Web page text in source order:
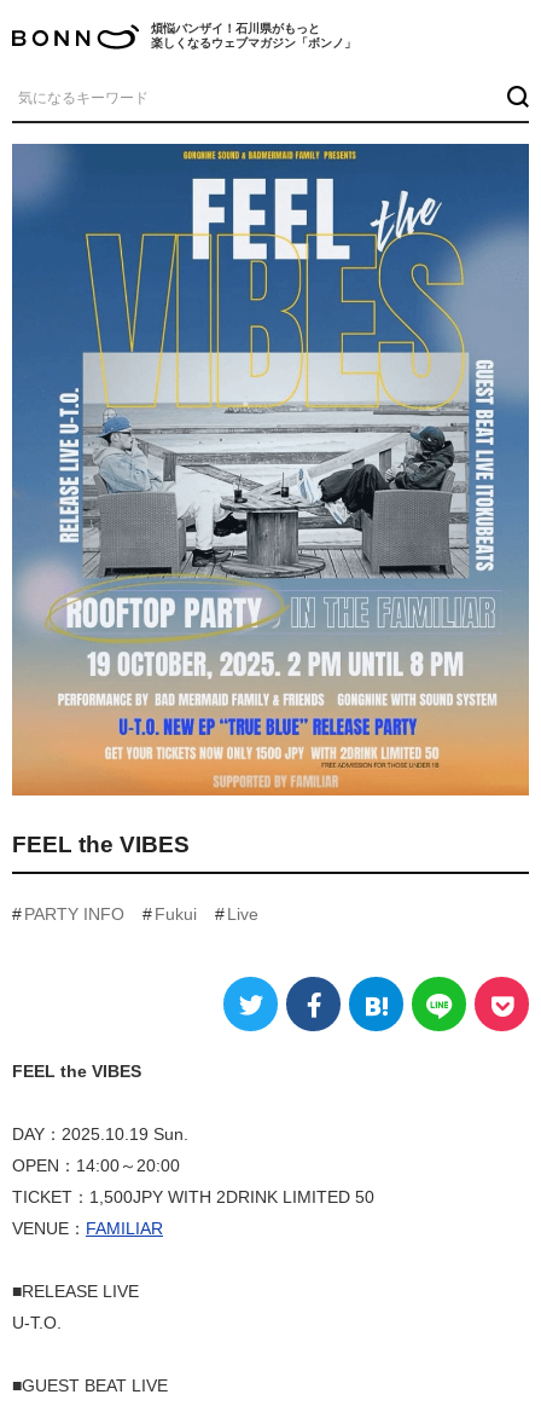
煩悩バンザイ！石川県がもっと
楽しくなるウェブマガジン「ボンノ」
FEEL the VIBES
PARTY INFO Fukui Live
FEEL the VIBES
DAY：2025.10.19 Sun.
OPEN：14:00～20:00
TICKET：1,500JPY WITH 2DRINK LIMITED 50
VENUE： FAMILIAR
■RELEASE LIVE
U-T.O.
■GUEST BEAT LIVE